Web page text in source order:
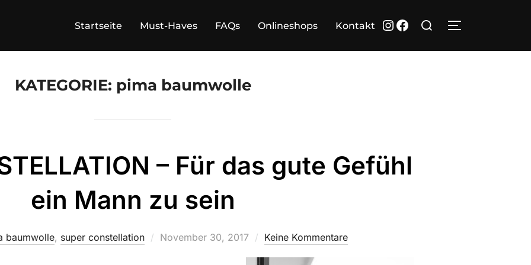
Startseite Must-Haves FAQs Onlineshops Kontakt Instagram
Facebook
Suchen
KATEGORIE: pima baumwolle
– Für das gute Gefühl
ein Mann zu sein
baumwolle, super constellation
Veröffentlicht
November 30, 2017 Keine Kommentare